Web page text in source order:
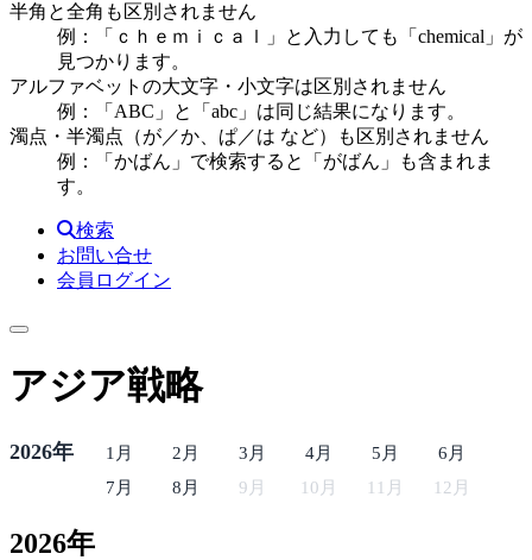
半角と全角も区別されません
例：「ｃｈｅｍｉｃａｌ」と入力しても「chemical」が
見つかります。
アルファベットの大文字・小文字は区別されません
例：「ABC」と「abc」は同じ結果になります。
濁点・半濁点（が／か、ぱ／は など）も区別されません
例：「かばん」で検索すると「がばん」も含まれま
す。
検索
お問い合せ
会員ログイン
アジア戦略
2026年 1月 2月 3月 4月 5月
6月
7月
8月 9月 10月 11月 12月
2026年